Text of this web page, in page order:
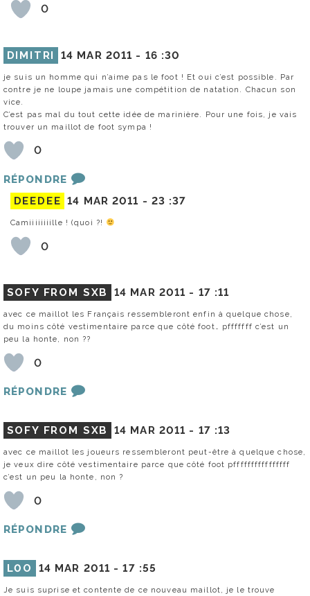
0
DIMITRI 14 MAR 2011 - 16 :30
je suis un homme qui n’aime pas le foot ! Et oui c’est possible. Par
contre je ne loupe jamais une compétition de natation. Chacun son
vice.
C’est pas mal du tout cette idée de marinière. Pour une fois, je vais
trouver un maillot de foot sympa !
0
RÉPONDRE
DEEDEE 14 MAR 2011 - 23 :37
Camiiiiiiiille ! (quoi ?!
0
SOFY FROM SXB 14 MAR 2011 - 17 :11
avec ce maillot les Français ressembleront enfin à quelque chose,
du moins côté vestimentaire parce que côté foot… pfffffff c’est un
peu la honte, non ??
0
RÉPONDRE
SOFY FROM SXB 14 MAR 2011 - 17 :13
avec ce maillot les joueurs ressembleront peut-être à quelque chose,
je veux dire côté vestimentaire parce que côté foot pffffffffffffffff
c’est un peu la honte, non ?
0
RÉPONDRE
L0O 14 MAR 2011 -17 :55
Je suis suprise et contente de ce nouveau maillot, je le trouve